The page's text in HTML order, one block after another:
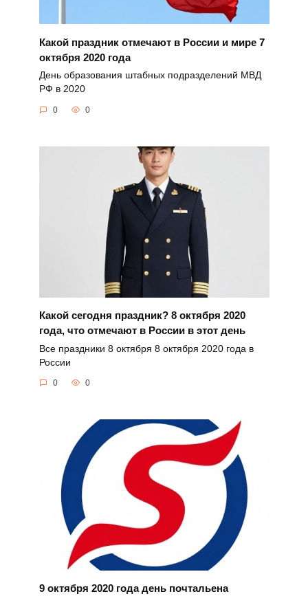
Какой праздник отмечают в России и мире 7
октября 2020 года
День образования штабных подразделений МВД
РФ в 2020
0 0
Какой сегодня праздник? 8 октября 2020
года, что отмечают в России в этот день
Все праздники 8 октября 8 октября 2020 года в
России
0 0
9 октября 2020 года день почтальена